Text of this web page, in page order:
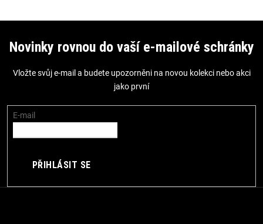
Novinky rovnou do vaší e-mailové schránky
Vložte svůj e-mail a budete upozorněni na novou kolekci nebo akci
jako první
E-mail
PŘIHLÁSIT SE